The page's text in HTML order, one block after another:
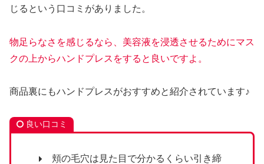
じるという口コミがありました。
物足らなさを感じるなら、美容液を浸透させるためにマス
クの上からハンドプレスをすると良いですよ。
商品裏にもハンドプレスがおすすめと紹介されています♪
良い口コミ
頬の毛穴は見た目で分かるくらい引き締